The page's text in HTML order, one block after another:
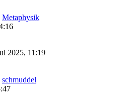
Metaphysik
2025, 11:19
schmuddel